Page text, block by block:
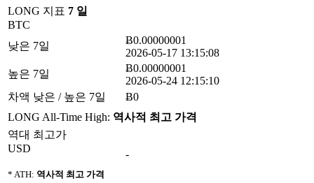
LONG 지표 7 일
BTC
낮은 7일
Ƀ0.00000001
2026-05-17 13:15:08
높은 7일
Ƀ0.00000001
2026-05-24 12:15:10
차액 낮은 / 높은 7일
Ƀ0
LONG All-Time High: 역사적 최고 가격
역대 최고가
USD
* ATH: 역사적 최고 가격
-